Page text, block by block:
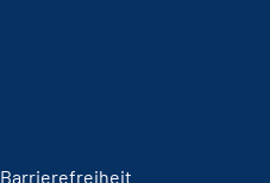
Barrierefreiheit